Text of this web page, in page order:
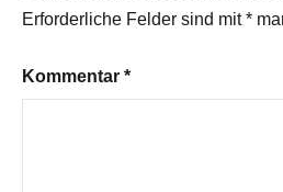
Erforderliche Felder sind mit*
Kommentar *